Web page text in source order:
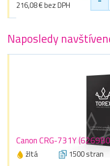
216,08 € bez DPH
Naposledy
Canon CRG-731Y
žltá 1500 stran